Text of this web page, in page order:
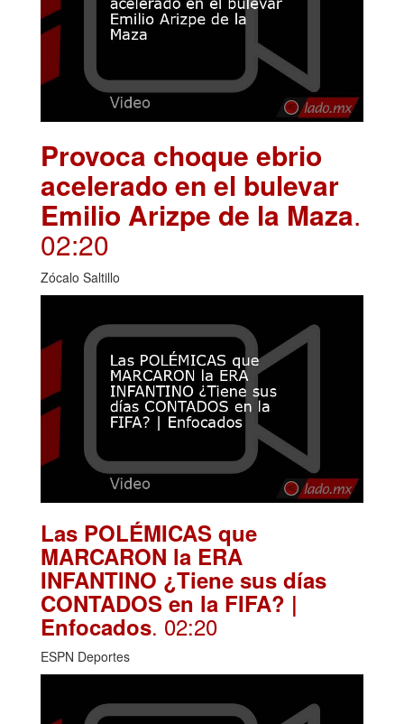
Provoca choque ebrio
acelerado en el bulevar
Emilio Arizpe de la Maza.
02:20
Zócalo Saltillo
Las POLÉMICAS que
MARCARON la ERA
INFANTINO ¿Tiene sus días
CONTADOS en la FIFA? |
Enfocados. 02:20
ESPN Deportes